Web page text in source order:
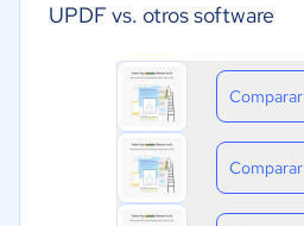
UPDF vs. otros software
Comparar
Comparar